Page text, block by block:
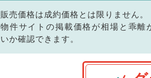
販売価格は成約価格とは限りません。
物件サイトの掲載価格が相場と乖離
いか確認できます。